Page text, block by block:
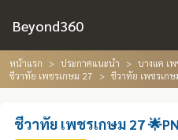
Beyond360
หน้าแรก ประกาศแนะนำ
บางแค เ
ชีวาทัย เพชรเกษม 27
ชีวาทัย เพชรเก
ชีวาทัย เพชรเกษม 27